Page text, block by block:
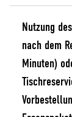
Nutzung
nach dem
Minuten)